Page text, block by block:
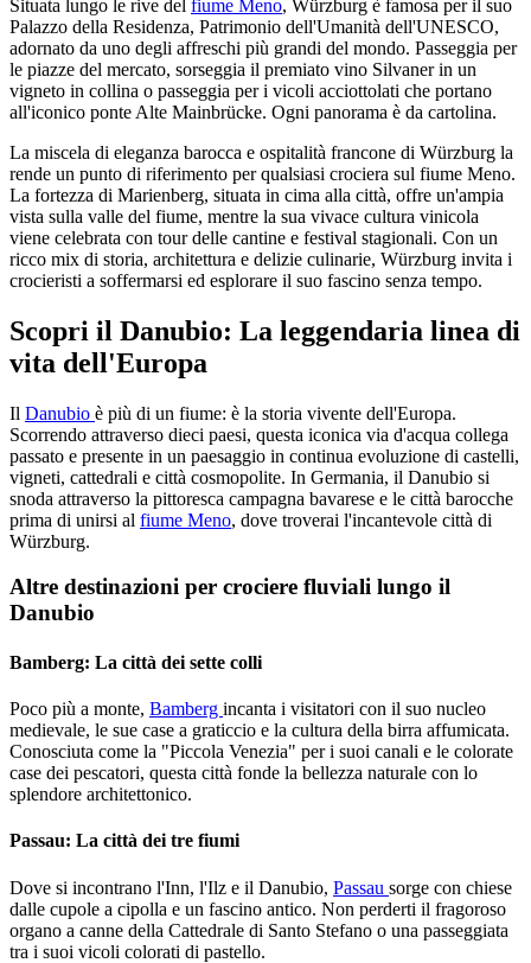
Situata lungo le rive del fiume Meno, Würzburg è famosa per il suo
Palazzo della Residenza, Patrimonio dell'Umanità dell'UNESCO,
adornato da uno degli affreschi più grandi del mondo. Passeggia per
le piazze del mercato, sorseggia il premiato vino Silvaner in un
vigneto in collina o passeggia per i vicoli acciottolati che portano
all'iconico ponte Alte Mainbrücke. Ogni panorama è da cartolina.
La miscela di eleganza barocca e ospitalità francone di Würzburg la
rende un punto di riferimento per qualsiasi crociera sul fiume Meno.
La fortezza di Marienberg, situata in cima alla città, offre un'ampia
vista sulla valle del fiume, mentre la sua vivace cultura vinicola
viene celebrata con tour delle cantine e festival stagionali. Con un
ricco mix di storia, architettura e delizie culinarie, Würzburg invita i
crocieristi a soffermarsi ed esplorare il suo fascino senza tempo.
Scopri il Danubio: La leggendaria linea di
vita dell'Europa
Il Danubio è più di un fiume: è la storia vivente dell'Europa.
Scorrendo attraverso dieci paesi, questa iconica via d'acqua collega
passato e presente in un paesaggio in continua evoluzione di castelli,
vigneti, cattedrali e città cosmopolite. In Germania, il Danubio si
snoda attraverso la pittoresca campagna bavarese e le città barocche
prima di unirsi al fiume Meno, dove troverai l'incantevole città di
Würzburg.
Altre destinazioni per crociere fluviali lungo il
Danubio
Bamberg: La città dei sette colli
Poco più a monte, Bamberg incanta i visitatori con il suo nucleo
medievale, le sue case a graticcio e la cultura della birra affumicata.
Conosciuta come la "Piccola Venezia" per i suoi canali e le colorate
case dei pescatori, questa città fonde la bellezza naturale con lo
splendore architettonico.
Passau: La città dei tre fiumi
Dove si incontrano l'Inn, l'Ilz e il Danubio, Passau sorge con chiese
dalle cupole a cipolla e un fascino antico. Non perderti il fragoroso
organo a canne della Cattedrale di Santo Stefano o una passeggiata
tra i suoi vicoli colorati di pastello.